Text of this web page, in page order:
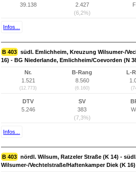
39.138
2.427
(6,2%)
Infos...
B 403 südl. Emlichheim, Kreuzung Wilsumer-/
16) - BG Niederlande, Emlichheim/Coevorden (N
Nr.
1.521
(12.773)
B-Rang
8.560
(6.160)
L-
DTV
5.246
SV
383
(7,3%)
Infos...
B 403 nördl. Wilsum, Ratzeler Straße (K 14) -
Wilsumer-/Vechtelstraße/Haftenkamper Diek (K 16)